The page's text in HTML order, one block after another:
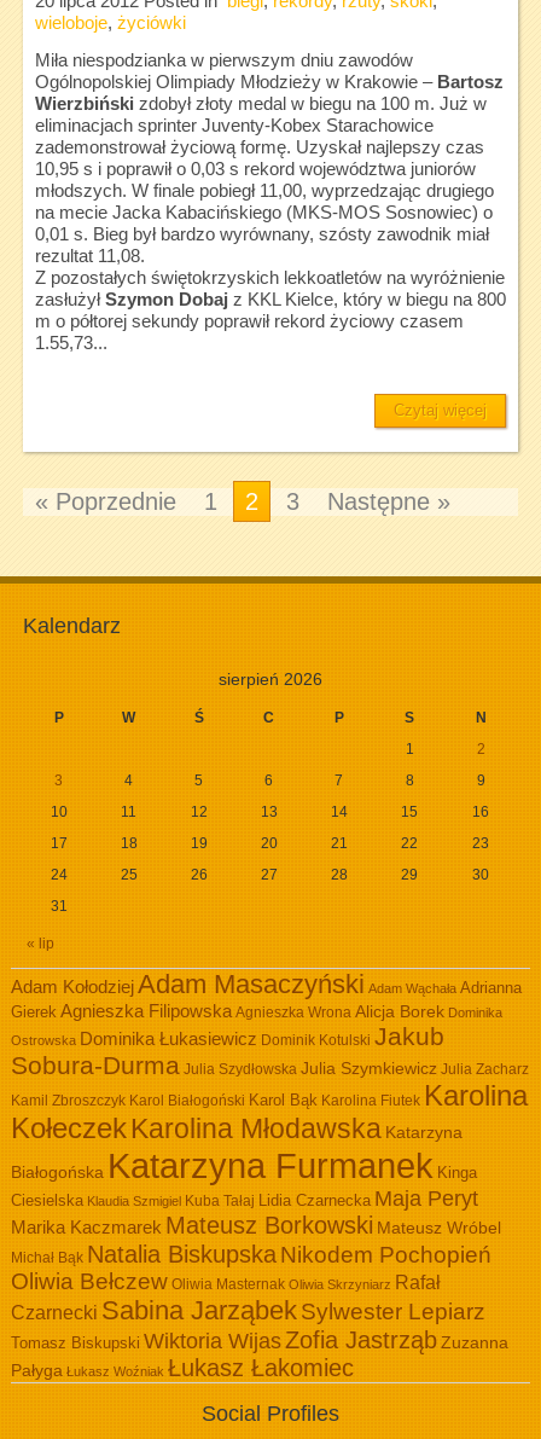
wieloboje, życiówki
Miła niespodzianka w pierwszym dniu zawodów
Ogólnopolskiej Olimpiady Młodzieży w Krakowie – Bartosz
Wierzbiński zdobył złoty medal w biegu na 100 m. Już w
eliminacjach sprinter Juventy-Kobex Starachowice
zademonstrował życiową formę. Uzyskał najlepszy czas
10,95 s i poprawił o 0,03 s rekord województwa juniorów
młodszych. W finale pobiegł 11,00, wyprzedzając drugiego
na mecie Jacka Kabacińskiego (MKS-MOS Sosnowiec) o
0,01 s. Bieg był bardzo wyrównany, szósty zawodnik miał
rezultat 11,08.
Z pozostałych świętokrzyskich lekkoatletów na wyróżnienie
zasłużyłSzymon Dobaj z KKL Kielce, który w biegu na 800
m o półtorej sekundy poprawił rekord życiowy czasem
1.55,73...
Czytaj więcej
« Poprzednie 1 2 3 Następne »
Kalendarz
sierpień 2026
P W Ś C P S N
« lip
1
2
3
4 5 6 7 8
9
10
11 12 13 14 15
16
17
18 19 20 21 22
23
24
25 26 27 28 29
30
31
Adam KołodziejAdam Masaczyński Adam Wąchała Adrianna
Gierek Agnieszka Filipowska Agnieszka Wrona Alicja Borek Dominika
Ostrowska Dominika Łukasiewicz Dominik Kotulski Jakub
Sobura-Durma Julia Szydłowska Julia Szymkiewicz Julia Zacharz
Kamil Zbroszczyk Karol Białogoński Karol Bąk Karolina Fiutek Karolina
KołeczekKarolina Młodawska Katarzyna
Białogońska Katarzyna Furmanek Kinga
Ciesielska Klaudia Szmigiel Kuba Tałaj Lidia Czarnecka Maja Peryt
Marika Kaczmarek Mateusz Borkowski Mateusz Wróbel
Michał Bąk Natalia BiskupskaNikodem Pochopień
Oliwia Bełczew Oliwia Masternak Oliwia Skrzyniarz Rafał
Czarnecki Sabina JarząbekSylwester Lepiarz
Tomasz Biskupski Wiktoria WijasZofia JastrząbZuzanna
Pałyga Łukasz Woźniak Łukasz Łakomiec
Social Profiles